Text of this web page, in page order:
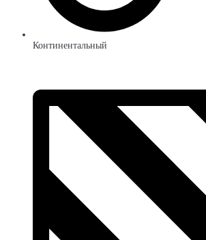
Континентальный